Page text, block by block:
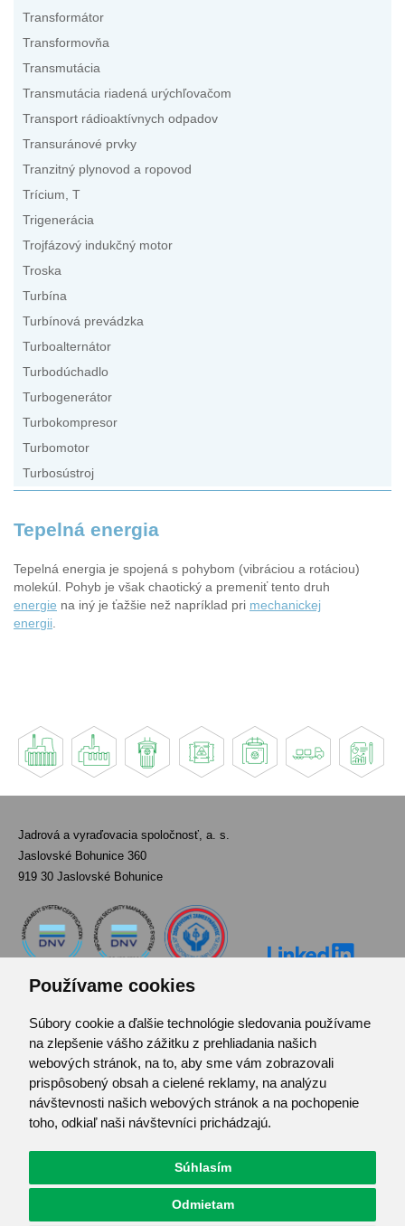
Používame cookies
Súbory cookie a ďalšie technológie sledovania používame
na zlepšenie vášho zážitku z prehliadania našich
webových stránok, na to, aby sme vám zobrazovali
prispôsobený obsah a cielené reklamy, na analýzu
návštevnosti našich webových stránok a na pochopenie
toho, odkiaľ naši návštevníci prichádzajú.
Súhlasím
Odmietam
Transformátor
Transformovňa
Transmutácia
Transmutácia riadená urýchľovačom
Transport rádioaktívnych odpadov
Transuránové prvky
Tranzitný plynovod a ropovod
Trícium, T
Trigenerácia
Trojfázový indukčný motor
Troska
Turbína
Turbínová prevádzka
Turboalternátor
Turbodúchadlo
Turbogenerátor
Turbokompresor
Turbomotor
Turbosústroj
Tepelná energia
Tepelná energia je spojená s pohybom (vibráciou a rotáciou)
molekúl. Pohyb je však chaotický a premeniť tento druh
energie na iný je ťažšie než napríklad pri mechanickej
energii
Jadrová a vyraďovacia spoločnosť, a. s.
Jaslovské Bohunice 360
919 30 Jaslovské Bohunice
Kontakt
Pozvánka do infocentra
Zoznam použitých skratiek
Mapa stránok
RSS
Centrum predvolieb cookies